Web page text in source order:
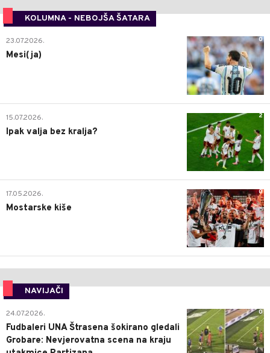
KOLUMNA - NEBOJŠA ŠATARA
0
23.07.2026.
Mesi(ja)
2
15.07.2026.
Ipak valja bez kralja?
0
17.05.2026.
Mostarske kiše
NAVIJAČI
0
24.07.2026.
Fudbaleri UNA Štrasena šokirano gledali
Grobare: Nevjerovatna scena na kraju